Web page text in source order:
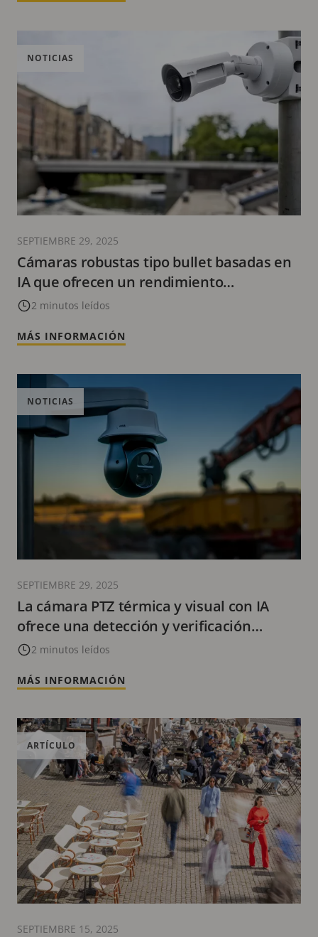
Cámaras robustas tipo bullet basadas en
IA que ofrecen un rendimiento
inigualable
2 minutos leídos
NOTICIAS
SEPTIEMBRE 29, 2025
MÁS INFORMACIÓN
La cámara PTZ térmica y visual con IA
ofrece una detección y verificación
confiables
2 minutos leídos
NOTICIAS
SEPTIEMBRE 29, 2025
MÁS INFORMACIÓN
ARTÍCULO
SEPTIEMBRE 15, 2025